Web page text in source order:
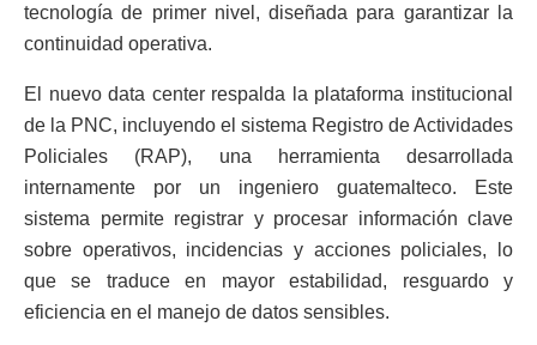
tecnología de primer nivel, diseñada para garantizar la
continuidad operativa.
El nuevo data center respalda la plataforma institucional
de la PNC, incluyendo el sistema Registro de Actividades
Policiales (RAP), una herramienta desarrollada
internamente por un ingeniero guatemalteco. Este
sistema permite registrar y procesar información clave
sobre operativos, incidencias y acciones policiales, lo
que se traduce en mayor estabilidad, resguardo y
eficiencia en el manejo de datos sensibles.